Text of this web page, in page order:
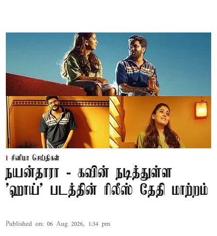
சினிமா செய்திகள்
நயன்தாரா - கவின் நடித்துள்ள
'ஹாய்' படத்தின் ரிலீஸ் தேதி மாற்றம்
Published on: 06 Aug 2026, 1:34 pm